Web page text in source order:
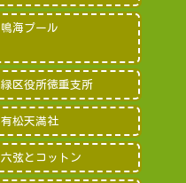
鳴海プール
緑区役所徳重支所
有松天満社
六弦とコットン